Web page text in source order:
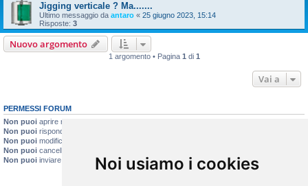
Noi usiamo i cookies
Jigging verticale ? Ma.......
Ultimo messaggio da antaro « 25 giugno 2023, 15:14
Risposte: 3
Nuovo argomento
1 argomento • Pagina 1 di 1
Vai a
PERMESSI FORUM
Non puoi aprire nuovi argomenti
Non puoi rispondere negli argomenti
Non puoi modificare i tuoi messaggi
Non puoi cancellare i tuoi messaggi
Non puoi inviare allegati